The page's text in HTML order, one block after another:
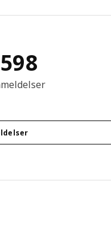
Anmeldelser i alt: 5598